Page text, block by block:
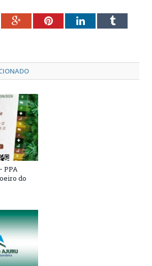
Google+PinterestLinkedInTumblr
PPA
do